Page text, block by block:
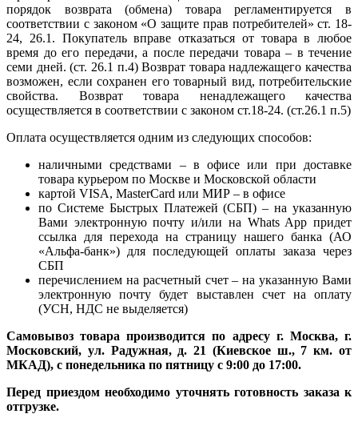
порядок возврата (обмена) товара регламентируется в
соответствии с законом «О защите прав потребителей» ст. 18-
24, 26.1. Покупатель вправе отказаться от товара в любое
время до его передачи, а после передачи товара – в течение
семи дней. (ст. 26.1 п.4) Возврат товара надлежащего качества
возможен, если сохранен его товарный вид, потребительские
свойства. Возврат товара ненадлежащего качества
осуществляется в соответствии с законом ст.18-24. (ст.26.1 п.5)
Оплата осуществляется одним из следующих способов:
наличными средствами – в офисе или при доставке
товара курьером по Москве и Московской области
картой VISA, MasterCard или МИР – в офисе
по Системе Быстрых Платежей (СБП) – на указанную
Вами электронную почту и/или на Whats App придет
ссылка для перехода на страницу нашего банка (АО
«Альфа-банк») для последующей оплаты заказа через
СБП
перечислением на расчетный счет – на указанную Вами
электронную почту будет выставлен счет на оплату
(УСН, НДС не выделяется)
Самовывоз товара производится по адресу г. Москва, г.
Московский, ул. Радужная, д. 21 (Киевское ш., 7 км. от
МКАД), с понедельника по пятницу с 9:00 до 17:00.
Перед приездом необходимо уточнять готовность заказа к
отгрузке.